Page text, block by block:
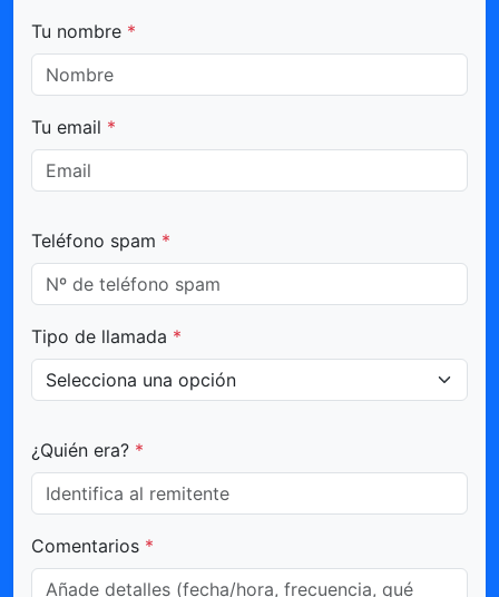
Tu nombre *
Tu email *
Teléfono spam *
Tipo de llamada *
¿Quién era? *
Comentarios *